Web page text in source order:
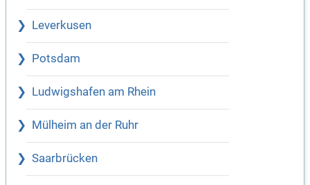
Leverkusen
Potsdam
Ludwigshafen am Rhein
Mülheim an der Ruhr
Saarbrücken